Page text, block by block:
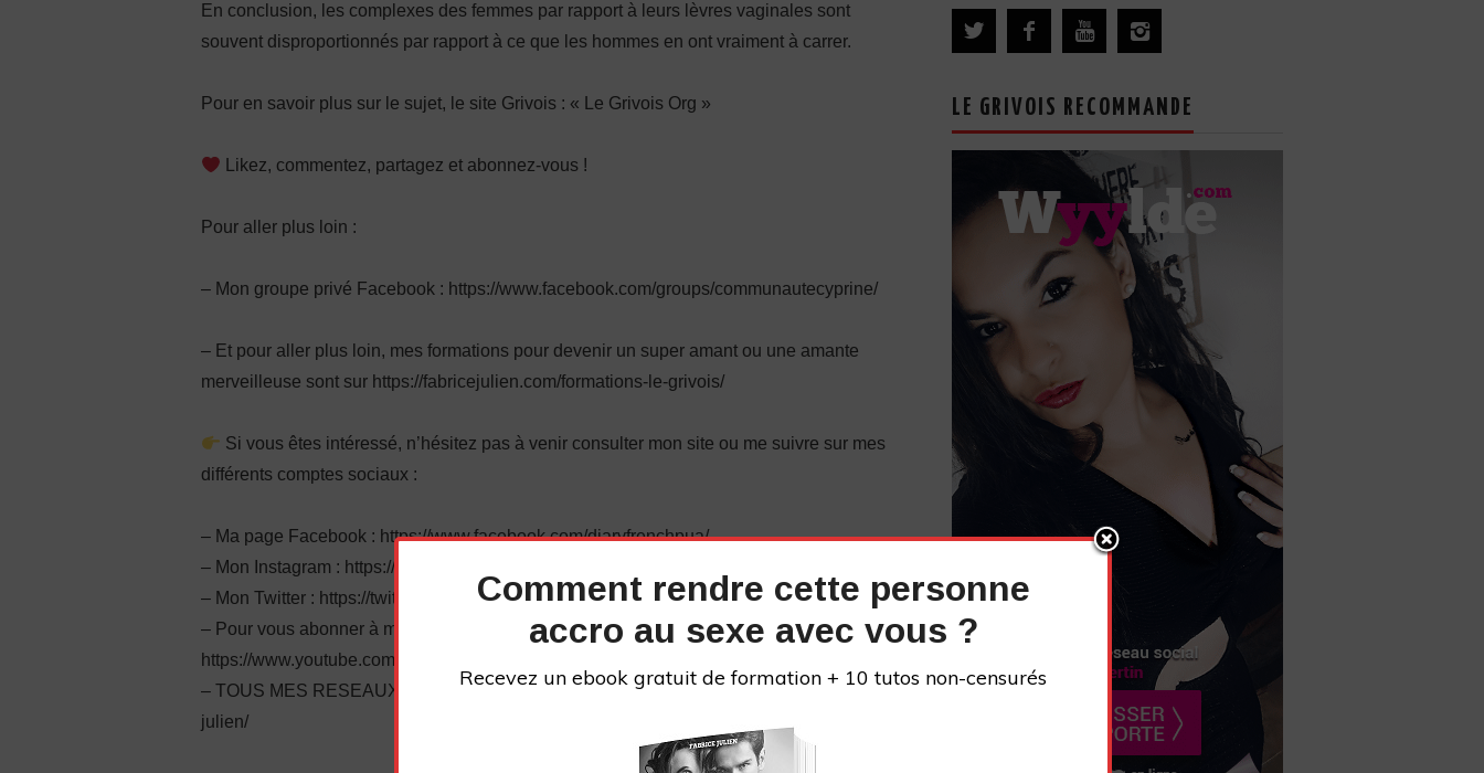
En conclusion, les complexes des femmes par rapport à leurs lèvres vaginales sont
souvent disproportionnés par rapport à ce que les hommes en ont vraiment à carrer.
Pour en savoir plus sur le sujet, le site Grivois : « Le Grivois Org »
Likez, commentez, partagez et abonnez-vous !
Pour aller plus loin :
– Mon groupe privé Facebook : https://www.facebook.com/groups/communautecyprine/
– Et pour aller plus loin, mes formations pour devenir un super amant ou une amante
merveilleuse sont sur https://fabricejulien.com/formations-le-grivois/
Si vous êtes intéressé, n’hésitez pas à venir consulter mon site ou me suivre sur mes
différents comptes sociaux :
– Ma page Facebook : https://www.facebook.com/diaryfrenchpua/
– Mon Instagram : https://www.instagram.com/produit_bio/
– Mon Twitter : https://twitter.com/pluiedecyprine
– Pour vous abonner à ma chaîne Youtube :
https://www.youtube.com/channel/UCl7KFEkeyD2tEEiF6a3hE_g
– TOUS MES RESEAUX SOCIAUX : https://fabricejulien.com/reseaux-sociaux-de-fabrice-
julien/
LE GRIVOIS RECOMMANDE
Comment rendre cette personne
accro au sexe avec vous ?
Recevez un ebook gratuit de formation + 10 tutos non-censurés